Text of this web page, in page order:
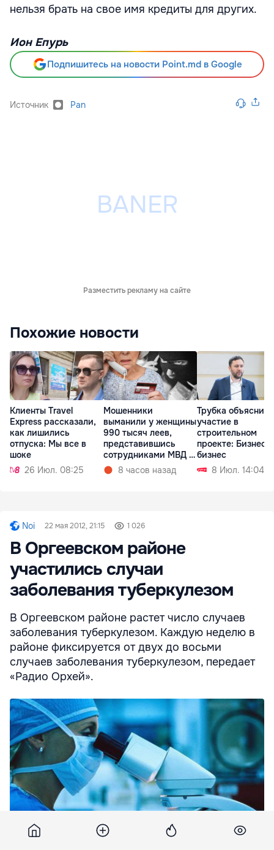
нельзя брать на свое имя кредиты для других.
Ион Епурь
Подпишитесь на новости Point.md в Google
Источник Pan
Разместить рекламу на сайте
Похожие новости
Клиенты Travel
Express рассказали,
как лишились
отпуска: Мы все в
шоке
26 Июл. 08:25
Мошенники
выманили у женщины
990 тысяч леев,
представившись
сотрудниками МВД и
СИБ8 часов назад
Трубка объяснил
участие в
строительном
проекте: Бизнес
бизнес
8 Июл. 14:04
Noi 22 мая 2012, 21:15 1 026
В Оргеевском районе
участились случаи
заболевания туберкулезом
В Оргеевском районе растет число случаев
заболевания туберкулезом. Каждую неделю в
районе фиксируется от двух до восьми
случаев заболевания туберкулезом, передает
«Радио Орхей».